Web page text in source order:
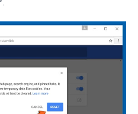
.